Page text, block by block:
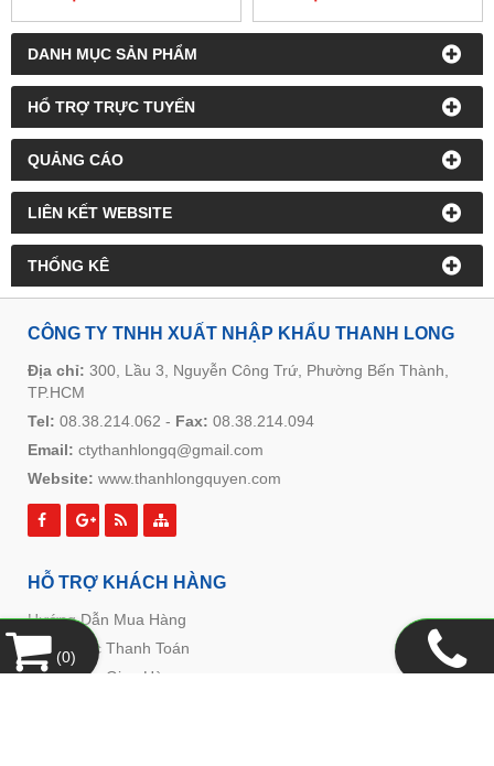
DANH MỤC SẢN PHẨM
HỔ TRỢ TRỰC TUYẾN
QUẢNG CÁO
LIÊN KẾT WEBSITE
THỐNG KÊ
CÔNG TY TNHH XUẤT NHẬP KHẨU THANH LONG
Địa chỉ: 300, Lầu 3, Nguyễn Công Trứ, Phường Bến Thành,
TP.HCM
Tel: 08.38.214.062 - Fax: 08.38.214.094
Email: ctythanhlongq@gmail.com
Website: www.thanhlongquyen.com
HỖ TRỢ KHÁCH HÀNG
Hướng Dẫn Mua Hàng
Hình Thức Thanh Toán
Hình Thức Giao Hàng
(0)